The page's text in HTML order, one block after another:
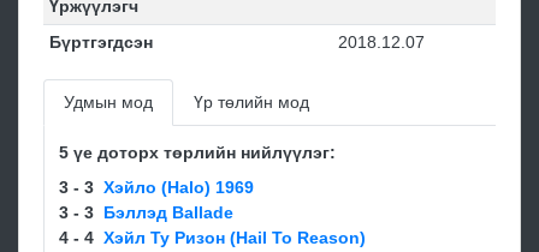
Үржүүлэгч
Бүртгэгдсэн
2018.12.07
Удмын мод Үр төлийн мод
5 үе доторх төрлийн нийлүүлэг:
3 - 3 Хэйло (Halo) 1969
3 - 3 Бэллэд Ballade
4 - 4 Хэйл Ту Ризон (Hail To Reason)